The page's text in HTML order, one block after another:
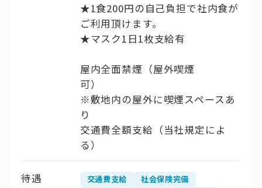
★1食200円の自己負担で社内食が
ご利用頂けます。
★マスク1日1枚支給有
屋内全面禁煙（屋外喫煙
可）
※敷地内の屋外に喫煙スペースあ
り
交通費全額支給（当社規定によ
る）
待遇 交通費支給
社会保険完備